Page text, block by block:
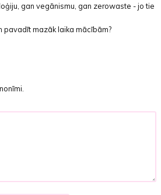
gan vegānismu, gan zerowaste - jo tie
pavadīt mazāk laika mācībām?